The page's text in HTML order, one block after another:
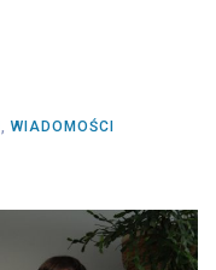
, WIADOMOŚCI